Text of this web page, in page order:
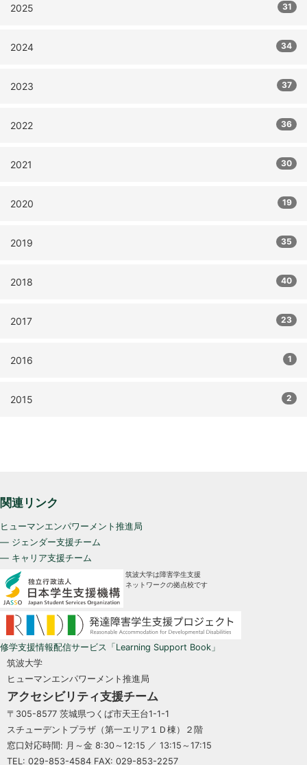
2025 31
2024 34
2023 37
2022 36
2021 30
2020 19
2019 35
2018 40
2017 23
2016 1
2015 2
関連リンク
ヒューマンエンパワーメント推進局
— ジェンダー支援チーム
— キャリア支援チーム
筑波大学は障害学生支援
ネットワークの拠点校です
修学支援情報配信サービス「Learning Support Book」
筑波大学
ヒューマンエンパワーメント推進局
アクセシビリティ支援チーム
〒305-8577 茨城県つくば市天王台1-1-1
スチューデントプラザ（第一エリア１Ｄ棟）２階
窓口対応時間: 月～金 8:30～12:15 ／ 13:15～17:15
TEL: 029-853-4584 FAX: 029-853-2257